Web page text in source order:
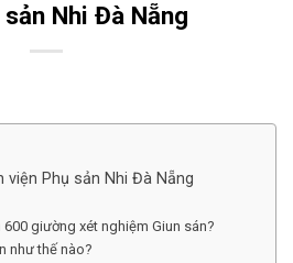
Nhi Đà Nẵng
viện Phụ sản Nhi Đà Nẵng
giường xét nghiệm Giun sán?
như thế nào?